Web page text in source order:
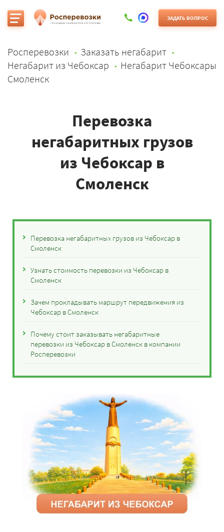
ЗАДАТЬ ВОПРОС
Росперевозки
Заказать негабарит
Негабарит из Чебоксар
Негабарит Чебоксары
Смоленск
Перевозка
негабаритных грузов
из Чебоксар в
Смоленск
Перевозка негабаритных грузов из Чебоксар в
Смоленск
Узнать стоимость перевозки из Чебоксар в
Смоленск
Зачем прокладывать маршрут передвижения из
Чебоксар в Смоленск
Почему стоит заказывать негабаритные
перевозки из Чебоксар в Смоленск в компании
Росперевозки